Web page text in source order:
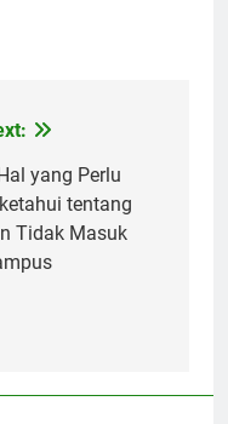
yang Perlu
tentang
Tidak Masuk